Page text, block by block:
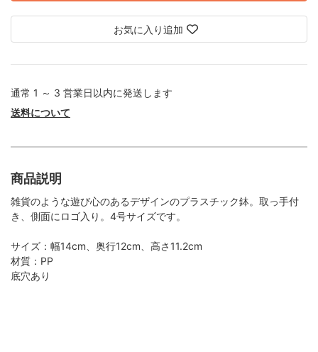
お気に入り追加
通常 1 ～ 3 営業日以内に発送します
送料について
商品説明
雑貨のような遊び心のあるデザインのプラスチック鉢。取っ手付
き、側面にロゴ入り。4号サイズです。
サイズ：幅14cm、奥行12cm、高さ11.2cm
材質：PP
底穴あり